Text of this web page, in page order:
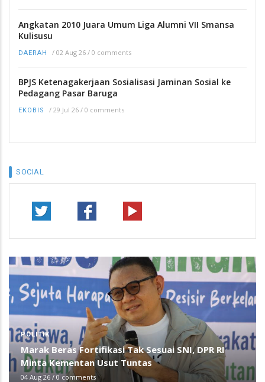
Angkatan 2010 Juara Umum Liga Alumni VII Smansa
Kulisusu
DAERAH / 02 Aug 26 / 0 comments
BPJS Ketenagakerjaan Sosialisasi Jaminan Sosial ke
Pedagang Pasar Baruga
EKOBIS / 29 Jul 26 / 0 comments
SOCIAL
POLITIK
Marak Beras Fortifikasi Tak Sesuai SNI, DPR RI
Minta Kementan Usut Tuntas
04 Aug 26 / 0 comments